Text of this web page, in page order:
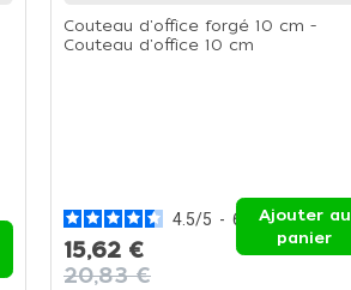
Couteau d'office forgé 10 cm -
Couteau d'office 10 cm
4.5/5 - 6 avis
15,62 €
20,83 €
Ajouter au
panier